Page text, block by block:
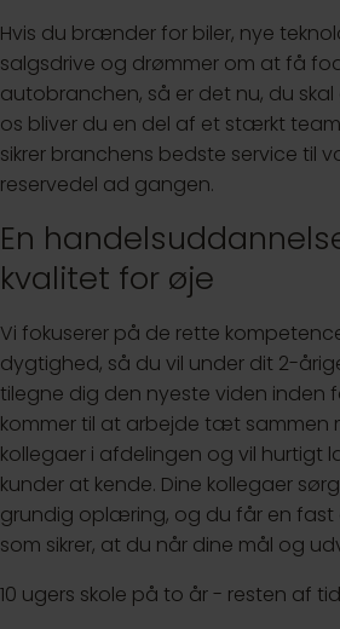
Hvis du brænder for biler, nye
salgsdrive og drømmer om at få
autobranchen, så er det nu, du
os bliver du en del af et stærkt
sikrer branchens bedste service til
reservedel ad gangen.
En
kvalitet for øje
Vi fokuserer på de rette
dygtighed, så du vil under dit 2-
tilegne dig den nyeste viden inden
kommer til at arbejde tæt sammen
kollegaer i afdelingen og vil hurtigt
kunder at kende. Dine kollegaer
grundig oplæring, og du får en
som sikrer, at du når dine mål og
10 ugers skole på to år - resten af